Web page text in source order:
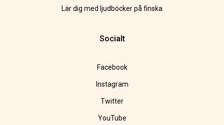
Lär dig med ljudböcker på finska
Socialt
Facebook
Instagram
Twitter
YouTube